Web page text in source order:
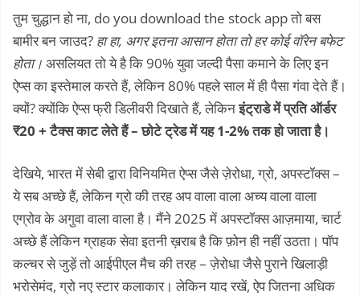
तुम चुद्धान हो ना, do you download the stock app तो बस
बामीर बन जाउद? हा हा, अगर इतना आसान होता तो हर कोई वॉरेन बफेट
होता। असलियत तो ये है कि 90% युवा जल्दी पैसा कमाने के लिए इन
ऐप्स का इस्तेमाल करते हैं, लेकिन 80% पहले साल में ही पैसा गंवा देते हैं।
क्यों? क्योंकि ऐप्स फ्री डिलीवरी दिखाते हैं, लेकिनइंट्राडे में प्रति ऑर्डर
₹20 + टैक्स काट लेते हैं – छोटे ट्रेड में यह 1-2% तक हो जाता है।
देखिये, भारत में सेबी द्वारा विनियमित ऐप्स जैसे ज़ेरोधा, ग्रो, अपस्टॉक्स –
ये सब अच्छे हैं, लेकिन ग्रो की तरह अप वाला वाला अच्य वाला वाला
एग्रोव के अगुवा वाला वाला है। मैंने 2025 में अपस्टॉक्स आज़माया, चार्ट
अच्छे हैं लेकिन ग्राहक सेवा इतनी ख़राब है कि फ़ोन ही नहीं उठता। पॉप
कल्चर से जुड़ें तो आईपीएल मैच की तरह – ज़ेरोधा जैसे पुराने खिलाड़ी
भरोसेमंद, ग्रो नए स्टार कलाकार। लेकिन याद रखें, ऐप जितना अधिक